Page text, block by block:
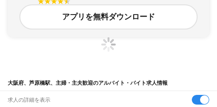
アプリを無料ダウンロード
大阪府、芦原橋駅、主婦・主夫歓迎のアルバイト・バイト求人情報
求人の詳細を表示